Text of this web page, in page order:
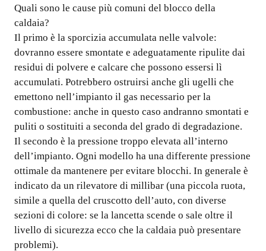
Quali sono le cause più comuni del blocco della
caldaia?
Il primo è la sporcizia accumulata nelle valvole:
dovranno essere smontate e adeguatamente ripulite dai
residui di polvere e calcare che possono essersi lì
accumulati. Potrebbero ostruirsi anche gli ugelli che
emettono nell’impianto il gas necessario per la
combustione: anche in questo caso andranno smontati e
puliti o sostituiti a seconda del grado di degradazione.
Il secondo è la pressione troppo elevata all’interno
dell’impianto. Ogni modello ha una differente pressione
ottimale da mantenere per evitare blocchi. In generale è
indicato da un rilevatore di millibar (una piccola ruota,
simile a quella del cruscotto dell’auto, con diverse
sezioni di colore: se la lancetta scende o sale oltre il
livello di sicurezza ecco che la caldaia può presentare
problemi).